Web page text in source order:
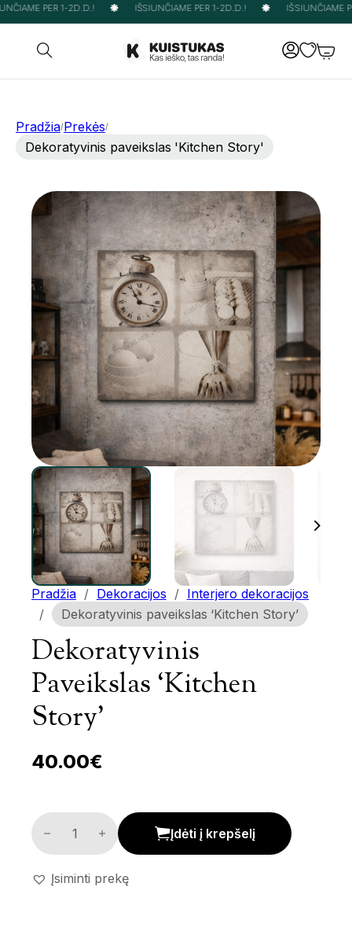
PER 1-2D.D.! IŠSIUNČIAME PER 1-2D.D.! IŠSIUNČIAME
Pradžia/Prekės/
Dekoratyvinis paveikslas 'Kitchen Story'
Pradžia / Dekoracijos / Interjero dekoracijos
/
Dekoratyvinis paveikslas ‘Kitchen Story’
Dekoratyvinis
Paveikslas ‘Kitchen
Story’
40.00€
Dekoratyvinis paveikslas 'Kitchen Story' kiekis
Įdėti į krepšelį
Įsiminti prekę